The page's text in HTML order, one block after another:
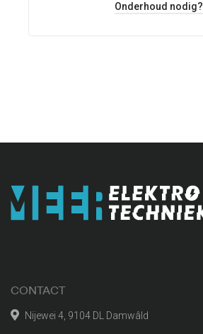
Onderhoud nodig?
CONTACT
Nijewei 4, 9104 DL Damwâld